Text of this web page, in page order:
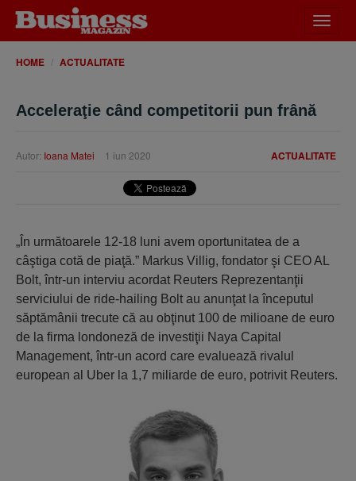
meniu
HOME ACTUALITATE
Acceleraţie când competitorii pun frână
ACTUALITATE
Autor: Ioana Matei 1 iun 2020
„În următoarele 12-18 luni avem oportunitatea de a
câştiga cotă de piaţă.” Markus Villig, fondator şi CEO AL
Bolt, într-un interviu acordat Reuters Reprezentanţii
serviciului de ride-hailing Bolt au anunţat la începutul
săptămânii trecute că au obţinut 100 de milioane de euro
de la firma londoneză de investiţii Naya Capital
Management, într-un acord care evaluează rivalul
european al Uber la 1,7 miliarde de euro, potrivit Reuters.